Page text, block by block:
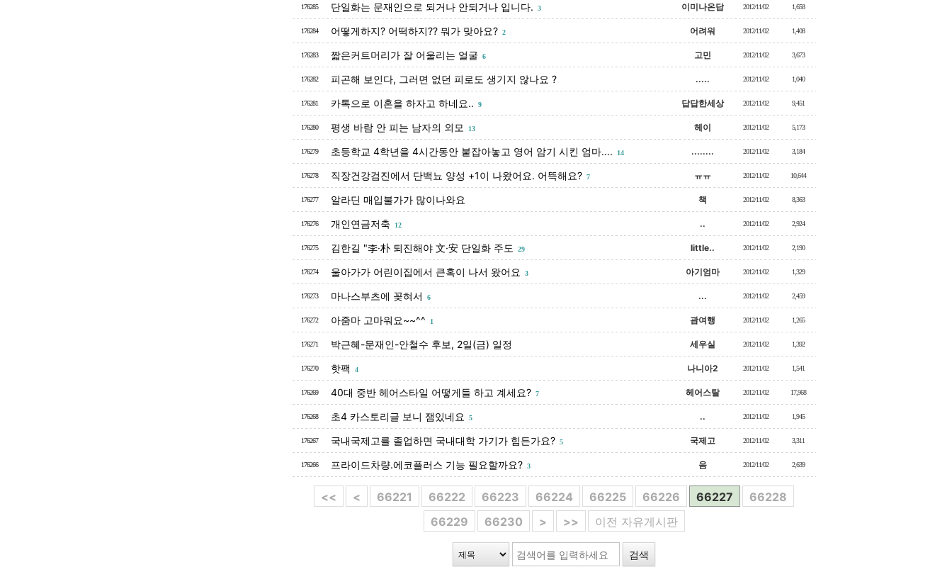
176285 단일화는 문재인으로 되거나 안되거나 입니다. 3 이미나온답 2012/11/02 1,658
176284 어떻게하지? 어떡하지?? 뭐가 맞아요? 2 어려워 2012/11/02 1,408
176283 짧은커트머리가 잘 어울리는 얼굴 6 고민 2012/11/02 3,673
176282 피곤해 보인다, 그러면 없던 피로도 생기지 않나요 ? ..... 2012/11/02 1,040
176281 카톡으로 이혼을 하자고 하네요.. 9 답답한세상 2012/11/02 9,451
176280 평생 바람 안 피는 남자의 외모 13 헤이 2012/11/02 5,173
176279 초등학교 4학년을 4시간동안 붙잡아놓고 영어 암기 시킨 엄마.... 14 ........ 2012/11/02 3,184
176278 직장건강검진에서 단백뇨 양성 +1이 나왔어요. 어뜩해요? 7 ㅠㅠ 2012/11/02 10,644
176277 알라딘 매입불가가 많이나와요 책 2012/11/02 8,363
176276 개인연금저축 12 .. 2012/11/02 2,924
176275 김한길 "李·朴 퇴진해야 文·安 단일화 주도 29 little.. 2012/11/02 2,190
176274 울아가가 어린이집에서 큰혹이 나서 왔어요 3 아기엄마 2012/11/02 1,329
176273 마나스부츠에 꽂혀서 6 ... 2012/11/02 2,459
176272 아줌마 고마워요~~^^ 1 괌여행 2012/11/02 1,265
176271 박근혜-문재인-안철수 후보, 2일(금) 일정 세우실 2012/11/02 1,392
176270 핫팩 4 나니아2 2012/11/02 1,541
176269 40대 중반 헤어스타일 어떻게들 하고 계세요? 7 헤어스탈 2012/11/02 17,968
176268 초4 카스토리글 보니 잼있네요 5 .. 2012/11/02 1,945
176267 국내국제고를 졸업하면 국내대학 가기가 힘든가요? 5 국제고 2012/11/02 3,311
176266 프라이드차량.에코플러스 기능 필요할까요? 3 음 2012/11/02 2,639
<< < 66221 66222 66223 66224 66225 66226 66227
66228
66229
66230 > >> 이전 자유게시판